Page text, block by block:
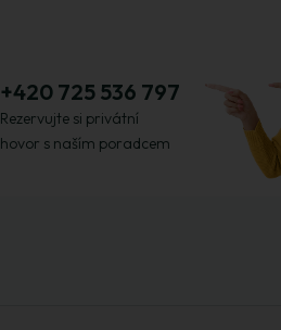
+420 725 536 797
Rezervujte si privátní
hovor s naším poradcem